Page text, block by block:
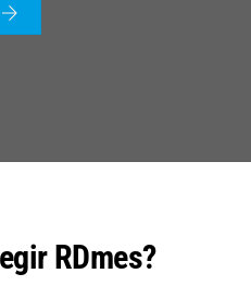
RDmes?